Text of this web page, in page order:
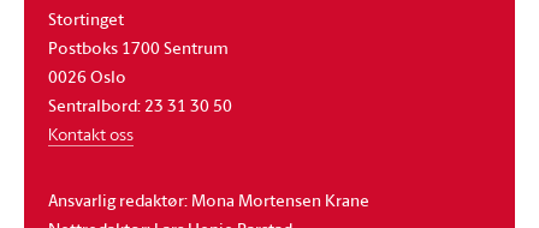
Stortinget
Postboks 1700 Sentrum
0026 Oslo
Sentralbord: 23 31 30 50
Kontakt oss
Ansvarlig redaktør: Mona Mortensen Krane